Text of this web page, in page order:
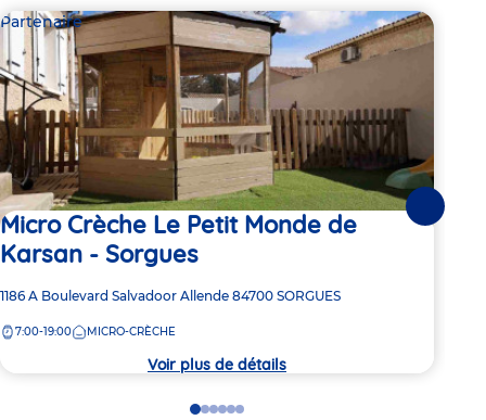
Partenaire
Micro Crèche Le Petit Monde de
Karsan - Sorgues
Adresse
la
1186 A Boulevard Salvadoor Allende 84700 SORGUES
7:00-19:00 MICRO-CRÈCHE
Voir plus de détails
GoGoGoGo
GoGo